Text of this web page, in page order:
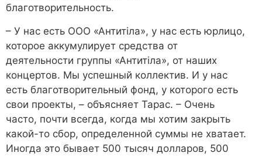
благотворительность.
– У нас есть ООО «Антитіла», у нас есть юрлицо,
которое аккумулирует средства от
деятельности группы «Антитіла», от наших
концертов. Мы успешный коллектив. И у нас
есть благотворительный фонд, у которого есть
свои проекты, – объясняет Тарас. – Очень
часто, почти всегда, когда мы хотим закрыть
какой-то сбор, определенной суммы не хватает.
Иногда это бывает 500 тысяч долларов, 500